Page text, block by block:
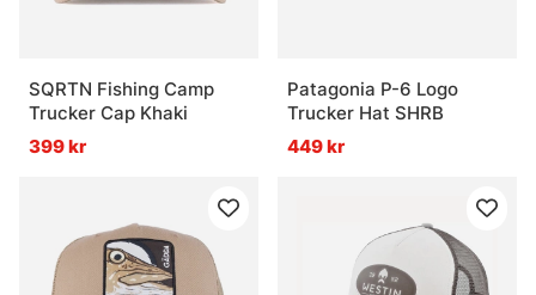
SQRTN Fishing Camp
Trucker Cap Khaki
399 kr
Patagonia P-6 Logo
Trucker Hat SHRB
449 kr